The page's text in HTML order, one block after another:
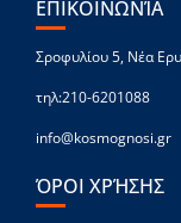
ΕΠΙΚΟΙΝΩΝΊΑ
Σροφυλίου 5, Νέα
τηλ:210-6201088
info@kosmognosi.gr
ΌΡΟΙ ΧΡΉΣΗΣ